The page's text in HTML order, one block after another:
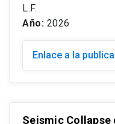
L.F.
Año: 2026
Enlace a la
Seismic